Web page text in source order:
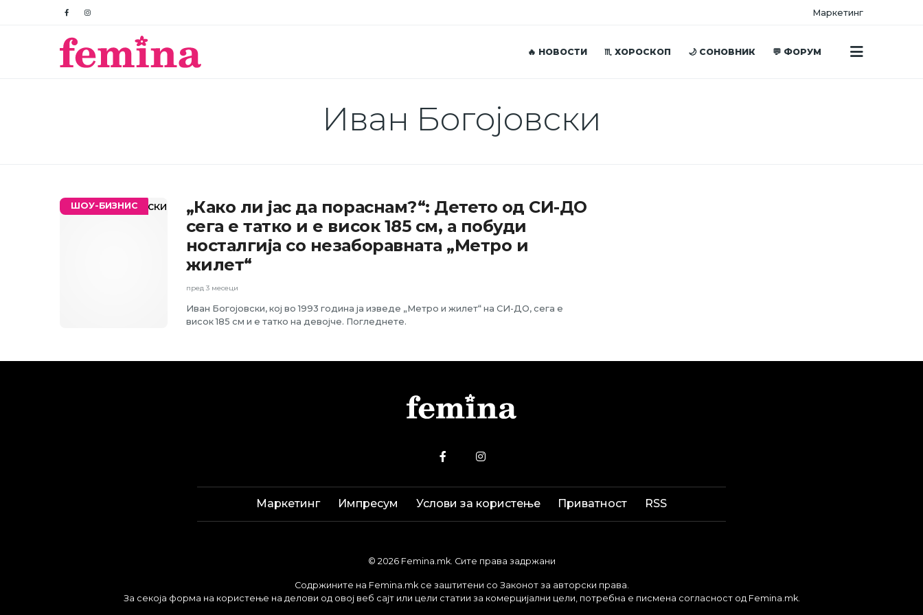
Маркетинг
🔥 НОВОСТИ ♏ ХОРОСКОП 🌙 СОНОВНИК 💬 ФОРУМ
Иван Богојовски
ШОУ-БИЗНИС
„Како ли јас да пораснам?“: Детето од СИ-ДО
сега е татко и е висок 185 см, а побуди
носталгија со незаборавната „Метро и
жилет“
пред 3 месеци
Иван Богојовски, кој во 1993 година ја изведе „Метро и жилет“ на СИ-ДО, сега е
висок 185 см и е татко на девојче. Погледнете.
Маркетинг Импресум Услови за користење Приватност RSS
© 2026 Femina.mk. Сите права задржани
Содржините на Femina.mk се заштитени со Законот за авторски права.
За секоја форма на користење на делови од овој веб сајт или цели статии за комерцијални цели, потребна е писмена согласност од Femina.mk.